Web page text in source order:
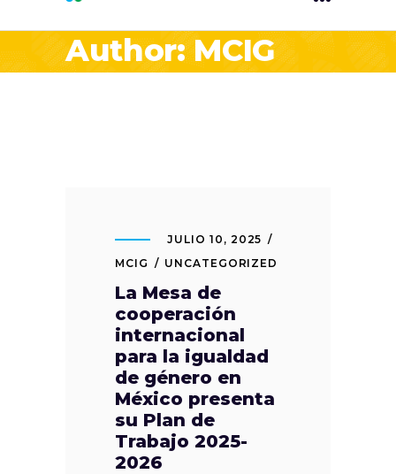
Author: MCIG
JULIO 10, 2025
MCIG
UNCATEGORIZED
La Mesa de
cooperación
internacional
para la igualdad
de género en
México presenta
su Plan de
Trabajo 2025-
2026